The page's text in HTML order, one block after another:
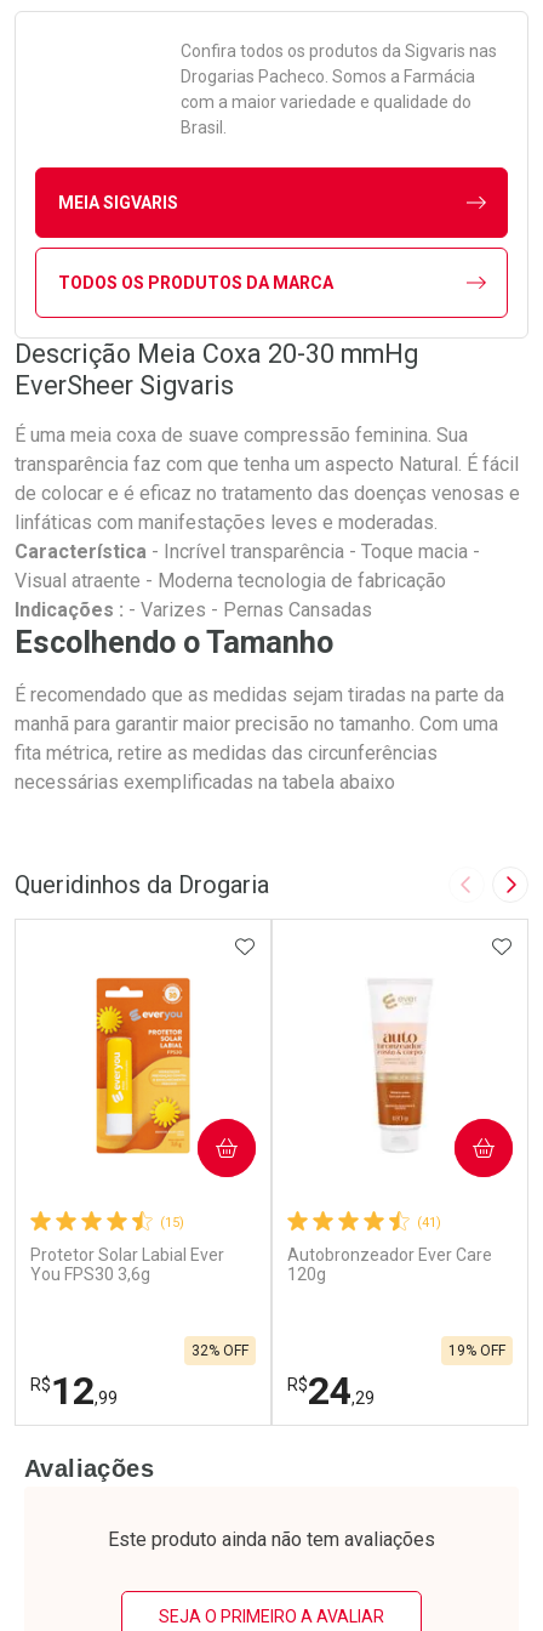
Confira todos os produtos da Sigvaris nas
Drogarias Pacheco. Somos a Farmácia
com a maior variedade e qualidade do
Brasil.
MEIA SIGVARIS
TODOS OS PRODUTOS DA MARCA
Descrição Meia Coxa 20-30 mmHg
EverSheer Sigvaris
É uma meia coxa de suave compressão feminina. Sua
transparência faz com que tenha um aspecto Natural. É fácil
de colocar e é eficaz no tratamento das doenças venosas e
linfáticas com manifestações leves e moderadas.
Característica - Incrível transparência - Toque macia -
Visual atraente - Moderna tecnologia de fabricação
Indicações : - Varizes - Pernas Cansadas
Escolhendo o Tamanho
É recomendado que as medidas sejam tiradas na parte da
manhã para garantir maior precisão no tamanho. Com uma
fita métrica, retire as medidas das circunferências
necessárias exemplificadas na tabela abaixo
Queridinhos da Drogaria Imagem
(15)
Protetor Solar Labial Ever
You FPS30 3,6g
R$12,99
32% OFF
ADICIONAR AOS FAVORITOS
COMPRAR
Laboratório
Por Menos
(41)
Autobronzeador Ever Care
120g
R$24,29
19% OFF
COMPRAR
Laboratório
Por Menos
Avaliações
Este produto ainda não tem avaliações
SEJA O PRIMEIRO A AVALIAR